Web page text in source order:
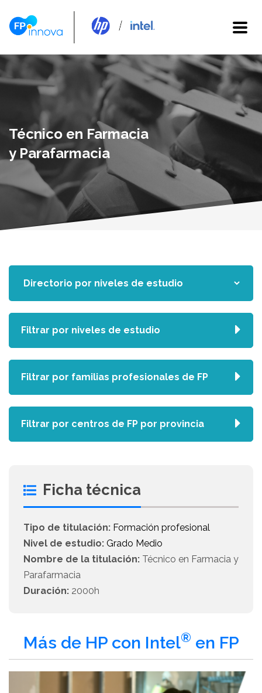
Técnico en Farmacia
y Parafarmacia
Ficha técnica
Tipo de titulación: Formación profesional
Nivel de estudio: Grado Medio
Nombre de la titulación: Técnico en Farmacia y
Parafarmacia
Duración: 2000h
Más de HP con Intel® en FP
Filtrar por niveles de estudio
Filtrar por familias profesionales de FP
Filtrar por centros de FP por provincia